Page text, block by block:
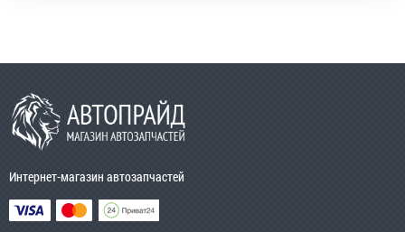
Интернет-магазин автозапчастей